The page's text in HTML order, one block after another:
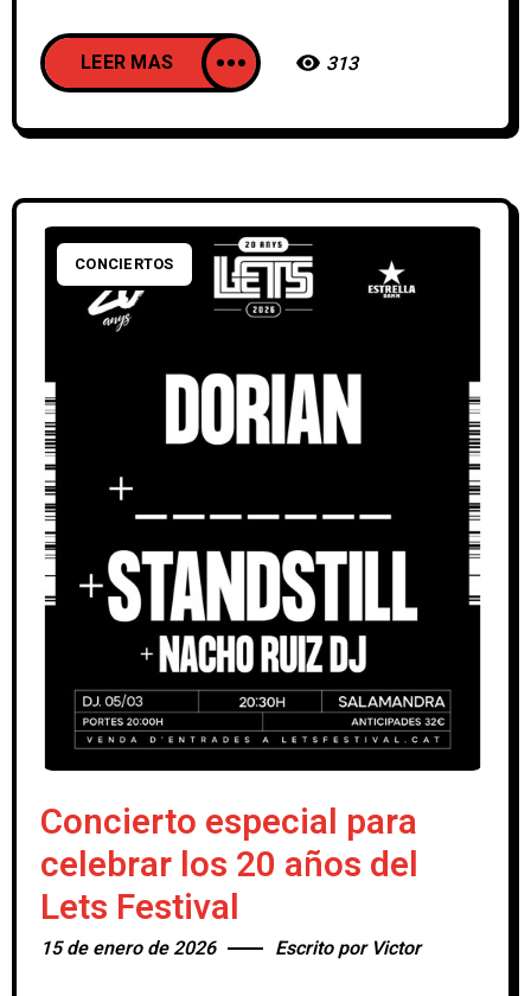
LEER MAS 313
CONCIERTOS
Concierto especial para
celebrar los 20 años del
Lets Festival
15 de enero de 2026 Escrito por Victor